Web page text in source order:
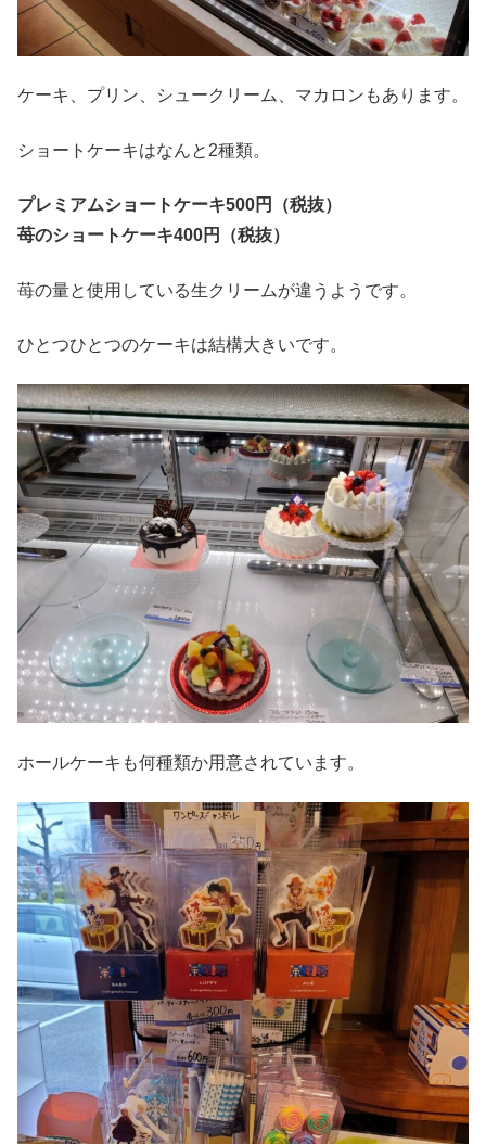
ケーキ、プリン、シュークリーム、マカロンもあります。
ショートケーキはなんと2種類。
プレミアムショートケーキ500円（税抜）
苺のショートケーキ400円（税抜）
苺の量と使用している生クリームが違うようです。
ひとつひとつのケーキは結構大きいです。
ホールケーキも何種類か用意されています。